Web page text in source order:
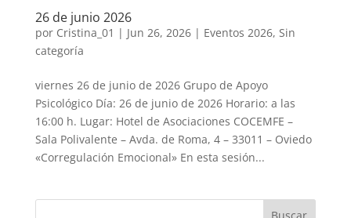
26 de junio 2026
por Cristina_01 | Jun 26, 2026| Eventos 2026, Sin
categoría
viernes 26 de junio de 2026 Grupo de Apoyo
Psicológico Día: 26 de junio de 2026 Horario: a las
16:00 h. Lugar: Hotel de Asociaciones COCEMFE –
Sala Polivalente – Avda. de Roma, 4 – 33011 – Oviedo
«Corregulación Emocional» En esta sesión...